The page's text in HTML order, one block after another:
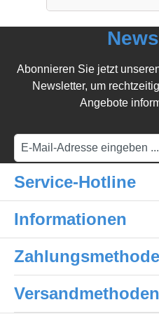
Abonnieren Sie jetzt
Newsletter, um
Angebote
Service-Hotline
Informationen
Versandmethoden